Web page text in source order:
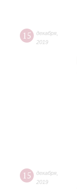
15 декабря
2019
15 декабря
2019